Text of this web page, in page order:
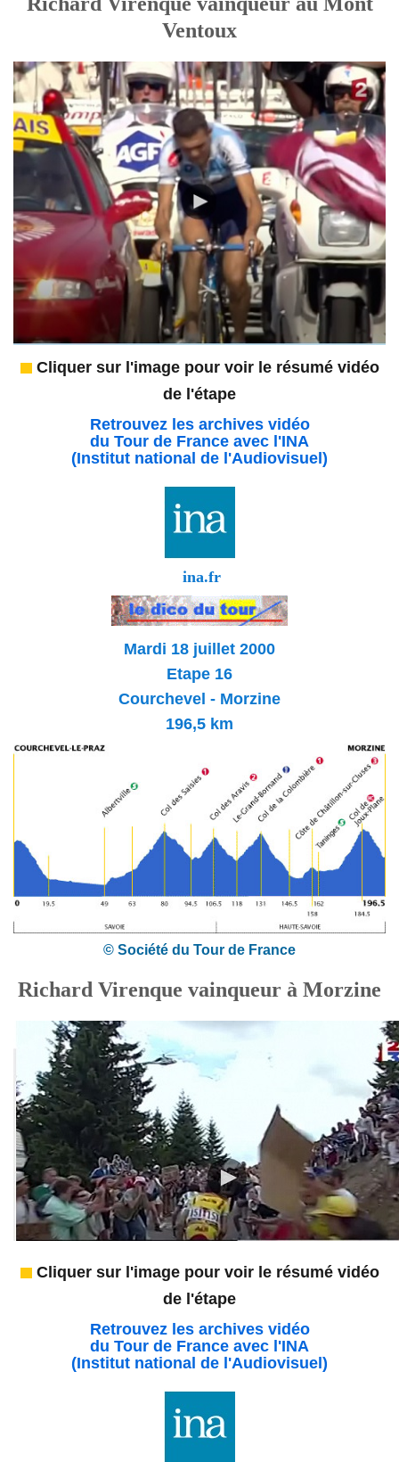
Ventoux
Cliquer sur l'image pour voir le résumé vidéo
de l'étape
Retrouvez les archives vidéo
du Tour de France avec l'INA
(Institut national de l'Audiovisuel)
ina.fr
Mardi 18 juillet 2000
Etape 16
Courchevel - Morzine
196,5 km
© Société du Tour de France
Richard Virenque vainqueur à Morzine
Cliquer sur l'image pour voir le résumé vidéo
de l'étape
Retrouvez les archives vidéo
du Tour de France avec l'INA
(Institut national de l'Audiovisuel)